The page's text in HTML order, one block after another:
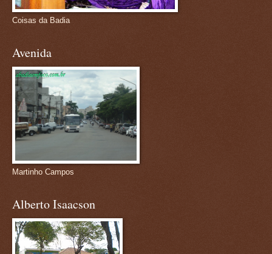
Coisas da Badia
Avenida
Martinho Campos
Alberto Isaacson